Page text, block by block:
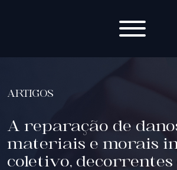
ARTIGOS
A reparação de
materiais e morais
coletivo, decorrentes